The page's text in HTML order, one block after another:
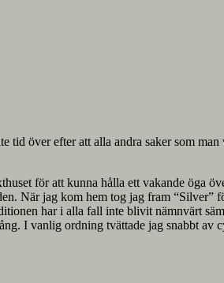
tid över efter att alla andra saker som
för att kunna hålla ett vakande öga
När jag kom hem tog jag fram
har i alla fall inte blivit nämnvärt
I vanlig ordning tvättade jag snabbt